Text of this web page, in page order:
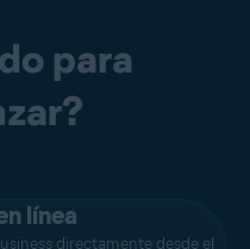
para
línea
directamente desde el